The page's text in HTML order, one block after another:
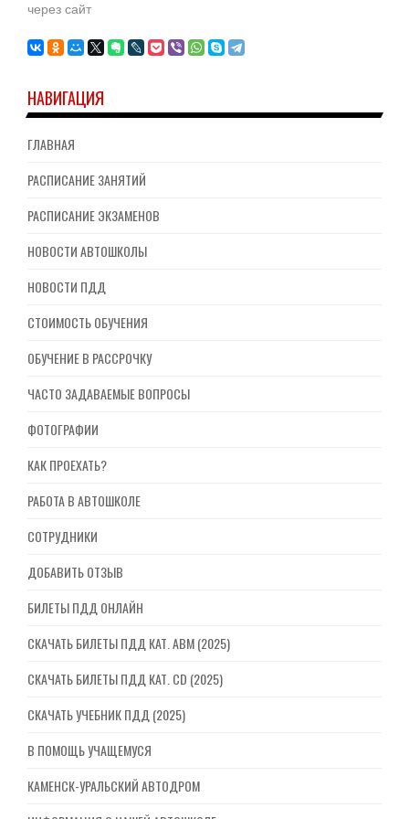
через сайт
НАВИГАЦИЯ
ГЛАВНАЯ
РАСПИСАНИЕ ЗАНЯТИЙ
РАСПИСАНИЕ ЭКЗАМЕНОВ
НОВОСТИ АВТОШКОЛЫ
НОВОСТИ ПДД
СТОИМОСТЬ ОБУЧЕНИЯ
ОБУЧЕНИЕ В РАССРОЧКУ
ЧАСТО ЗАДАВАЕМЫЕ ВОПРОСЫ
ФОТОГРАФИИ
КАК ПРОЕХАТЬ?
РАБОТА В АВТОШКОЛЕ
СОТРУДНИКИ
ДОБАВИТЬ ОТЗЫВ
БИЛЕТЫ ПДД ОНЛАЙН
СКАЧАТЬ БИЛЕТЫ ПДД КАТ. ABM (2025)
СКАЧАТЬ БИЛЕТЫ ПДД КАТ. CD (2025)
СКАЧАТЬ УЧЕБНИК ПДД (2025)
В ПОМОЩЬ УЧАЩЕМУСЯ
КАМЕНСК-УРАЛЬСКИЙ АВТОДРОМ